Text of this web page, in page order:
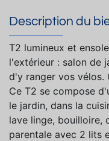
Description du
T2 lumineux et
l'extérieur : salon de
d'y ranger vos vélos.
Ce T2 se compose
le jardin, dans la
lave linge, bouilloire,
parentale avec 2 lits